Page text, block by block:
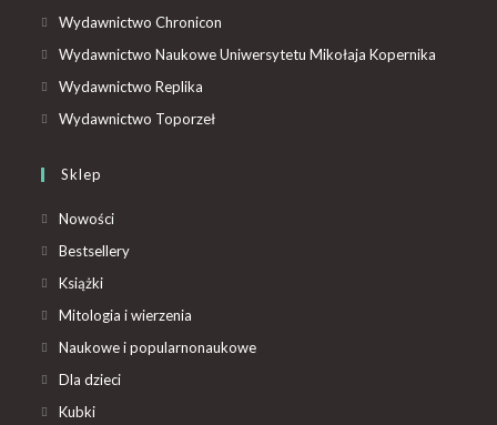
Wydawnictwo Chronicon
Wydawnictwo Naukowe Uniwersytetu Mikołaja Kopernika
Wydawnictwo Replika
Wydawnictwo Toporzeł
Sklep
Nowości
Bestsellery
Książki
Mitologia i wierzenia
Naukowe i popularnonaukowe
Dla dzieci
Kubki